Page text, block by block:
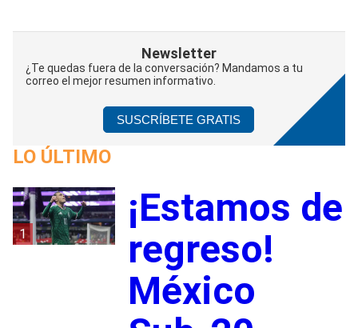
Newsletter
¿Te quedas fuera de la conversación? Mandamos a tu
correo el mejor resumen informativo.
SUSCRÍBETE GRATIS
LO ÚLTIMO
1
¡Estamos de
regreso!
México